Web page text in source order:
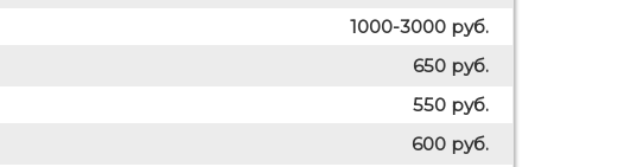
1000-3000 руб.
650 руб.
550 руб.
600 руб.